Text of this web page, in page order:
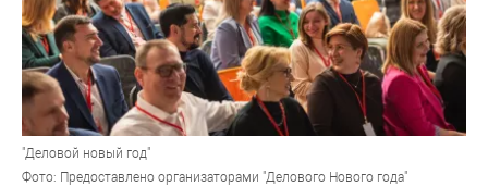
"Деловой новый год"
Фото: Предоставлено организаторами "Делового Нового года"